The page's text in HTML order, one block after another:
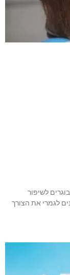
לשיפור
לגמרי את הצורך